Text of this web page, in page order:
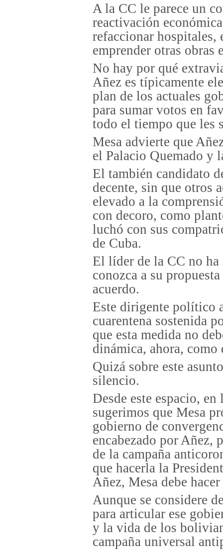
A la CC le parece un
reactivación
refaccionar hospitales,
emprender otras obras
No hay por qué
Añez es típicamente
plan de los actuales
para sumar votos en
todo el tiempo que les
Mesa advierte que
el Palacio Quemado y
El también candidato
decente, sin que otros
elevado a la
con decoro, como
luchó con sus
de Cuba.
El líder de la CC no ha
conozca a su
acuerdo.
Este dirigente político
cuarentena sostenida
que esta medida no
dinámica, ahora, como
Quizá sobre este
silencio.
Desde este espacio,
sugerimos que Mesa
gobierno de
encabezado por Añez,
de la campaña
que hacerla la
Añez, Mesa debe
Aunque se considere
para articular ese
y la vida de los
campaña universal